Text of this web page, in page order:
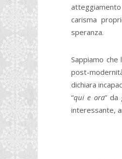
carisma
speranza.
Sappiamo
post-
dichiara
“qui e ora” da
interessante,